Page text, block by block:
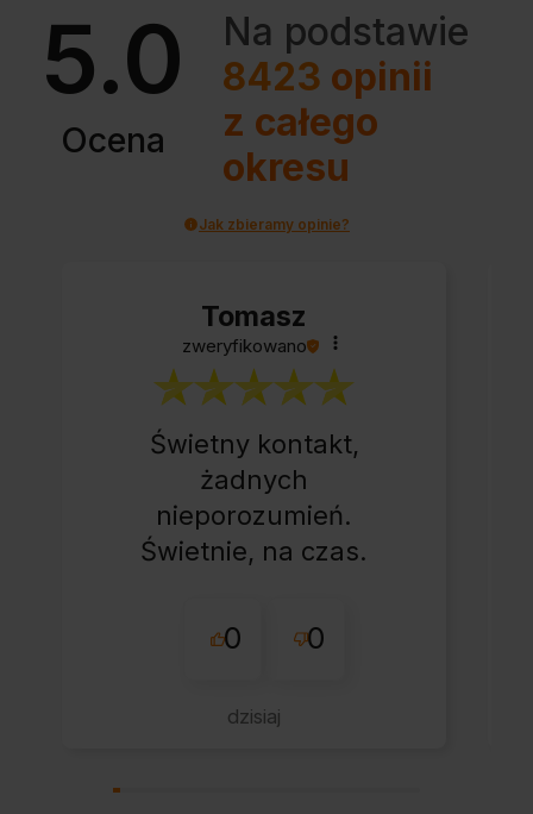
5.0
Ocena
Na podstawie
8423 opinii
z całego
okresu
Jak zbieramy opinie?
Tomasz
zweryfikowano
Świetny kontakt,
żadnych
nieporozumień.
Świetnie, na czas.
0 0
dzisiaj